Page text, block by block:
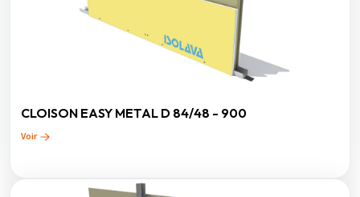
CLOISON EASY METAL D 84/48 - 900
Voir